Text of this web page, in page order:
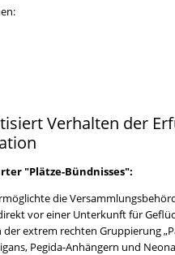
Verhalten der
"Plätze-Bündnisses":
die
vor einer Unterkunft für
extrem rechten Gruppierung
Pegida-Anhängern und